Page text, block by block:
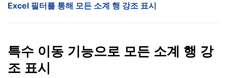
Excel 필터를 통해 모든 소계 행 강조 표시
특수 이동 기능으로 모든 소계 행 강
조 표시